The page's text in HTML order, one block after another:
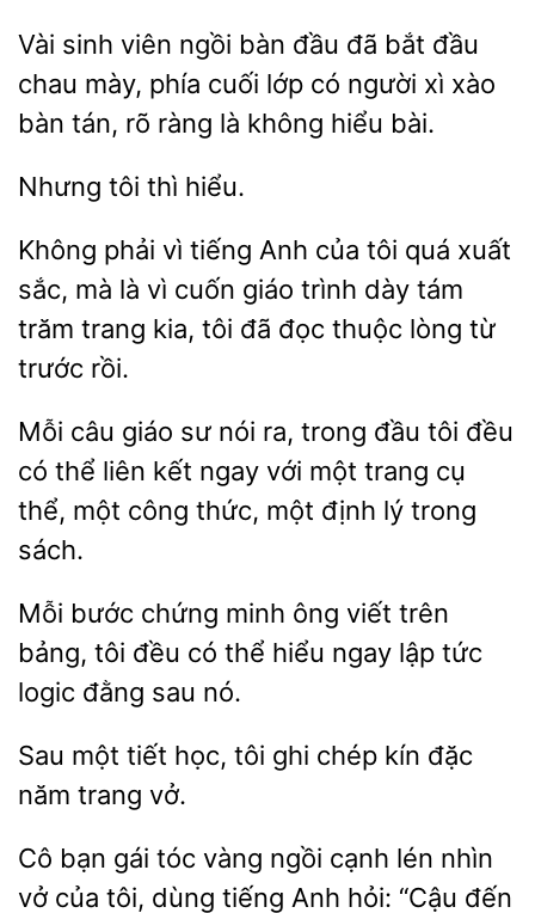
Vài
viên ngồi bàn đầu đã bắt
chau mày, phía cuối lớp có người xì xào
bàn tán, rõ ràng là không
bài.
hiểu.
Không phải vì tiếng Anh của tôi quá xuất
là vì cuốn giáo trình dày tám
trăm trang
tôi đã đọc thuộc lòng từ
trước rồi.
Mỗi câu
sư nói ra, trong đầu tôi đều
có thể liên kết ngay với một trang cụ
thể, một
thức, một định lý trong
Mỗi bước chứng minh ông viết
bảng, tôi đều có
hiểu
lập tức
logic đằng sau nó.
Sau tiết học,
ghi chép kín đặc
năm trang
Cô
vàng ngồi cạnh lén nhìn
vở của tôi, dùng tiếng Anh hỏi: “Cậu đến